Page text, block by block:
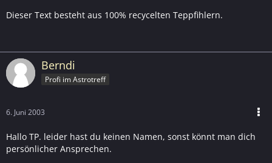
Dieser Text besteht aus 100% recycelten Teppfihlern.
Berndi
Profi im Astrotreff
6. Juni 2003
Hallo TP. leider hast du keinen Namen, sonst könnt man dich
persönlicher Ansprechen.